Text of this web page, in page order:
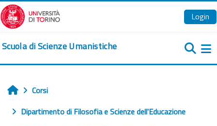
Vai al contenuto principale
Login
Scuola di Scienze Umanistiche
Home
Corsi
Dipartimento di Filosofia e Scienze dell'Educazione